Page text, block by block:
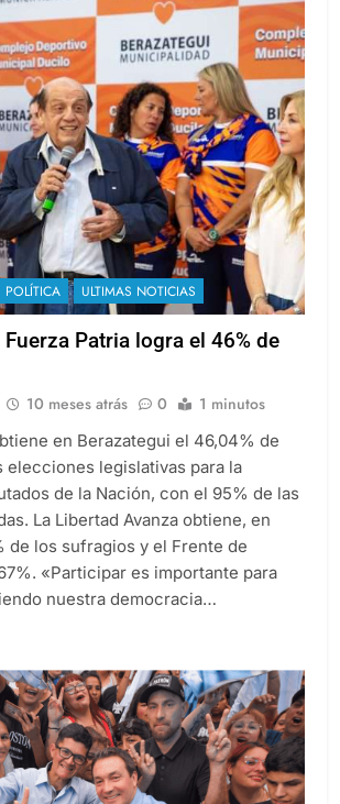
POLÍTICA ULTIMAS NOTICIAS
Patria logra el 46% de
10 meses atrás 0 1 minutos
en Berazategui el 46,04% de
elecciones legislativas para la
de la Nación, con el 95% de las
La Libertad Avanza obtiene, en
de los sufragios y el Frente de
«Participar es importante para
nuestra democracia…